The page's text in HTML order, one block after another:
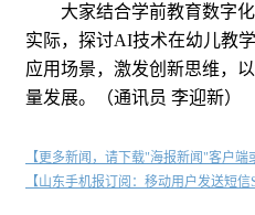
大家结合学前教育数字化
实际，探讨AI技术在幼儿教
应用场景，激发创新思维，
量发展。（通讯员 李迎新）
【更多新闻，请下载"海报新闻"客户端
【山东手机报订阅：移动用户发送短信